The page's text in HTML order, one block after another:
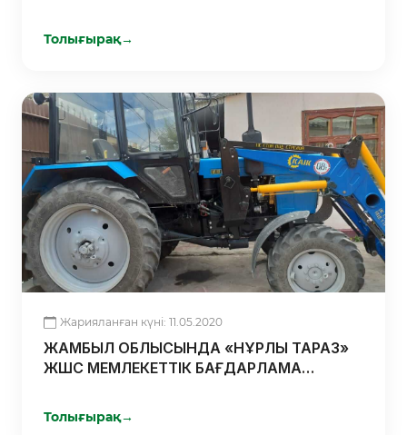
Толығырақ→
Жарияланған күні: 11.05.2020
ЖАМБЫЛ ОБЛЫСЫНДА «НҰРЛЫ ТАРАЗ»
ЖШС МЕМЛЕКЕТТІК БАҒДАРЛАМА
Толығырақ→